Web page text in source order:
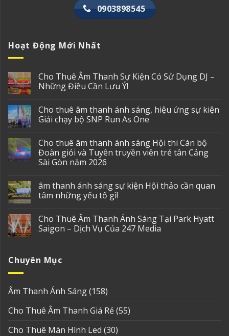
0903898545
Hoạt Động Mới Nhất
Cho Thuê Âm Thanh Sự Kiện Có Sử Dụng DJ –
Những Điều Cần Lưu Ý!
Cho thuê âm thanh ánh sáng, hiệu ứng sự kiện
Giải chạy bộ SNP Run As One
Cho thuê âm thanh ánh sáng Hội thi Cán bộ
Đoàn giỏi và Tuyên truyền viên trẻ tân Cảng
Sài Gòn năm 2026
âm thanh ánh sáng sự kiện Hội thảo cần quan
tâm những yếu tố gì!
Cho Thuê Âm Thanh Ánh Sáng Tại Park Hyatt
Saigon – Dịch Vụ Của 247 Media
Chuyên Mục
Âm Thanh Ánh Sáng(158)
Cho Thuê Âm Thanh Giá Rẻ(55)
Cho Thuê Màn Hình Led (30)